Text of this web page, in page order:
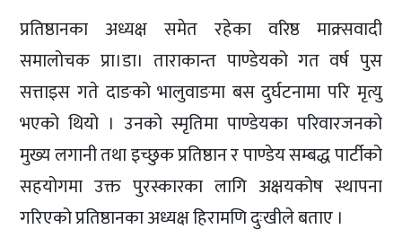
प्रतिष्ठानका अध्यक्ष समेत रहेका वरिष्ठ माक्र्सवादी
समालोचक प्रा।डा। ताराकान्त पाण्डेयको गत वर्ष पुस
सत्ताइस गते दाङको भालुवाङमा बस दुर्घटनामा परि मृत्यु
भएको थियो । उनको स्मृतिमा पाण्डेयका परिवारजनको
मुख्य लगानी तथा इच्छुक प्रतिष्ठान र पाण्डेय सम्बद्ध पार्टीको
सहयोगमा उक्त पुरस्कारका लागि अक्षयकोष स्थापना
गरिएको प्रतिष्ठानका अध्यक्ष हिरामणि दुःखीले बताए ।